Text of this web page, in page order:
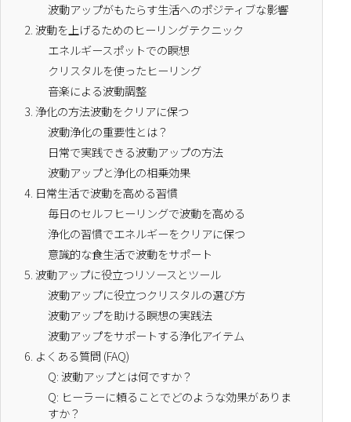
波動アップがもたらす生活へのポジティブな影響
2.波動を上げるためのヒーリングテクニック
エネルギースポットでの瞑想
クリスタルを使ったヒーリング
音楽による波動調整
3.浄化の方法波動をクリアに保つ
波動浄化の重要性とは？
日常で実践できる波動アップの方法
波動アップと浄化の相乗効果
4. 日常生活で波動を高める習慣
毎日のセルフヒーリングで波動を高める
浄化の習慣でエネルギーをクリアに保つ
意識的な食生活で波動をサポート
5.波動アップに役立つリソースとツール
波動アップに役立つクリスタルの選び方
波動アップを助ける瞑想の実践法
波動アップをサポートする浄化アイテム
6. よくある質問 (FAQ)
Q: 波動アップとは何ですか？
Q: ヒーラーに頼ることでどのような効果がありま
すか？